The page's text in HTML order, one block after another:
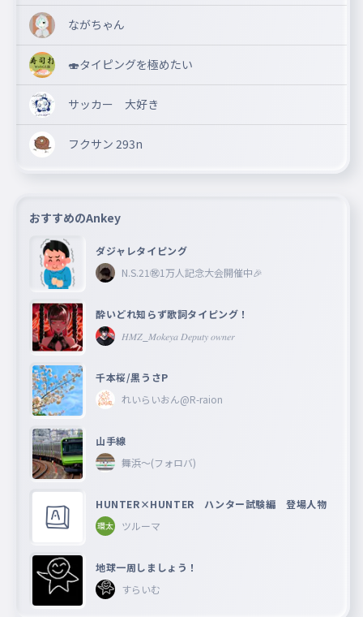
ながちゃん
🍣タイピングを極めたい
サッカー 大好き
フクサン 293n
おすすめのAnkey
ダジャレタイピング
N.S.21㊗︎1万人記念大会開催中🎉
酔いどれ知らず歌詞タイピング！
𝐻𝑀𝑍_𝑀𝑜𝑘𝑒𝑦𝑎 𝐷𝑒𝑝𝑢𝑡𝑦 𝑜𝑤𝑛𝑒𝑟
千本桜/黒うさP
れいらいおん@R-raion
山手線
舞浜〜(フォロバ)
HUNTER×HUNTER ハンター試験編 登場人物
ツルーマ
地球一周しましょう！
すらいむ